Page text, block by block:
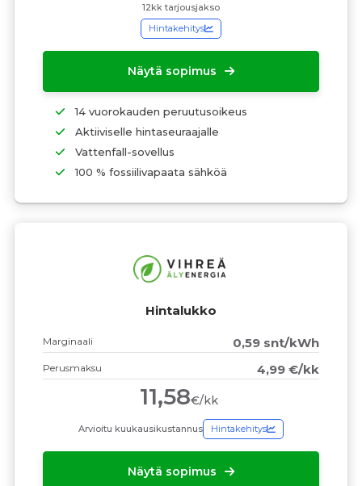
12kk tarjousjakso
Hintakehitys
Näytä sopimus
14 vuorokauden peruutusoikeus
Aktiiviselle hintaseuraajalle
Vattenfall-sovellus
100 % fossiilivapaata sähköä
Hintalukko
Marginaali 0,59 snt/kWh
Perusmaksu 4,99 €/kk
11,58€/kk
Arvioitu kuukausikustannus Hintakehitys
Näytä sopimus